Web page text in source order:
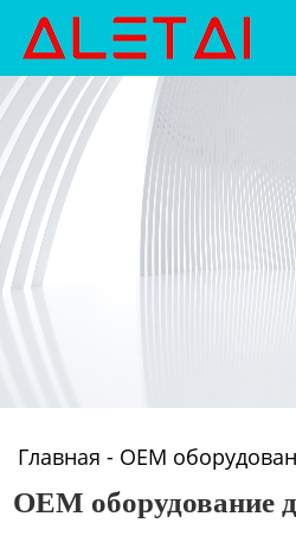
Главная
Продукция
Новости
О Hас
Контакты
Главная - OEM
OEM оборудование